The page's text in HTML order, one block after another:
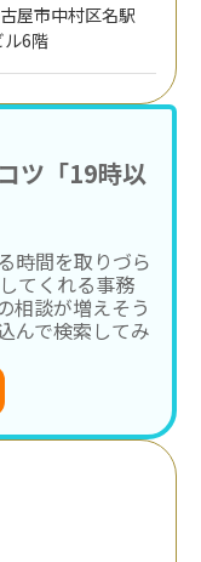
屋市中村区名駅
ル6階
ツ「19時以
時間を取りづら
てくれる事務
相談が増えそう
んで検索してみ